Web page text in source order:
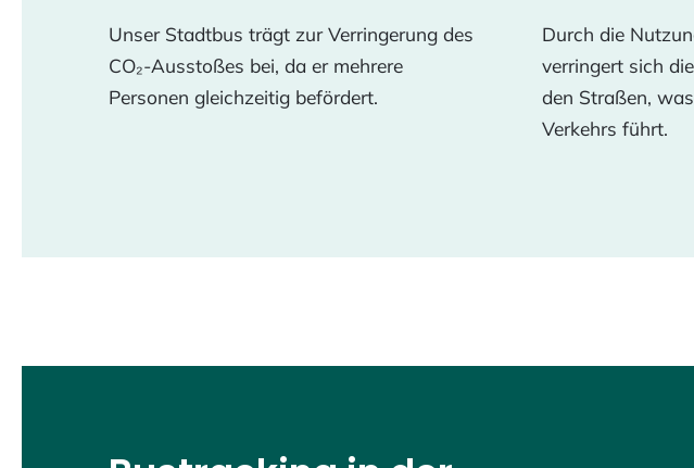
Unser Stadtbus trägt zur Verringerung des
CO₂-Ausstoßes bei, da er mehrere
Personen gleichzeitig befördert.
Durch die
verringert sich
den Straßen,
Verkehrs führt.